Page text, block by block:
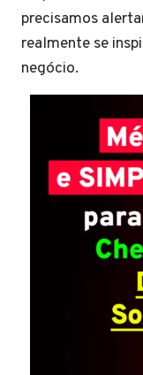
precisamos
realmente se
negócio.